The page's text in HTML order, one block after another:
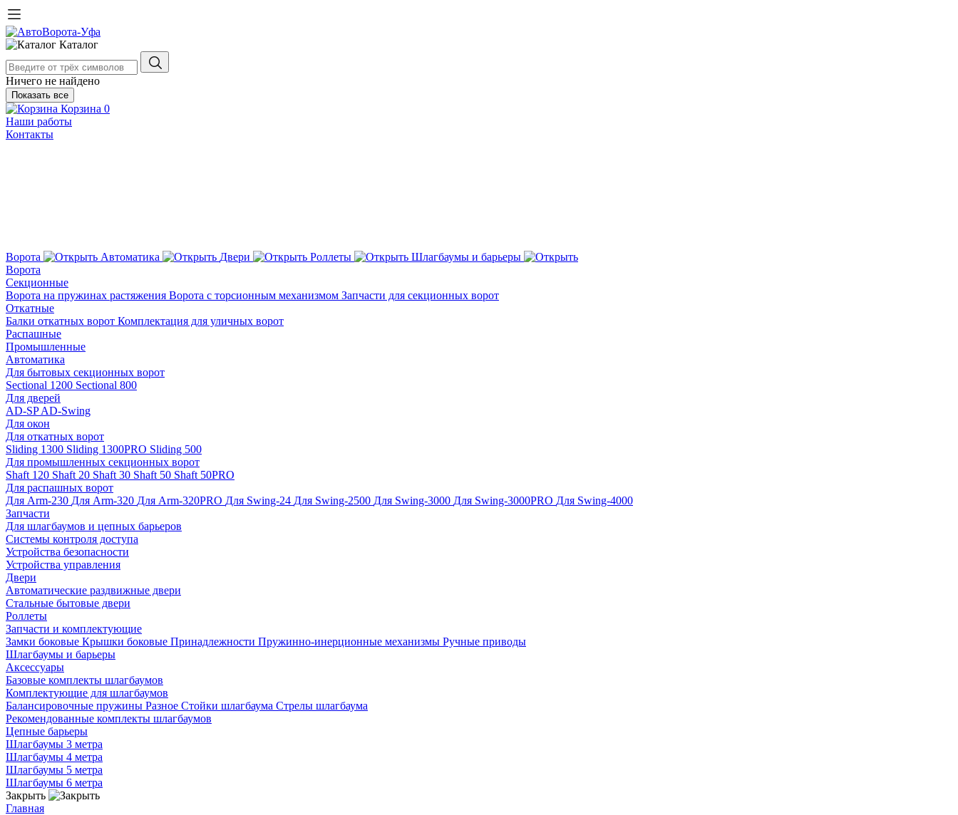
Каталог
Ничего не найдено
Показать все
Корзина 0
Наши работы
Контакты
Ворота Автоматика Двери Роллеты
Шлагбаумы и барьеры
Ворота
Секционные
Ворота на пружинах растяжения Ворота с торсионным механизмом Запчасти для секционных ворот
Откатные
Балки откатных ворот Комплектация для уличных ворот
Распашные
Промышленные
Автоматика
Для бытовых секционных ворот
Sectional 1200 Sectional 800
Для дверей
AD-SPAD-Swing
Для окон
Для откатных ворот
Sliding 1300 Sliding 1300PRO Sliding 500
Для промышленных секционных ворот
Shaft 120 Shaft 20 Shaft 30 Shaft 50 Shaft 50PRO
Для распашных ворот
Для Arm-230 Для Arm-320 Для Arm-320PRO Для Swing-24 Для Swing-2500 Для Swing-3000 Для Swing-3000PRO Для Swing-4000
Запчасти
Для шлагбаумов и цепных барьеров
Системы контроля доступа
Устройства безопасности
Устройства управления
Двери
Автоматические раздвижные двери
Стальные бытовые двери
Роллеты
Запчасти и комплектующие
Замки боковые Крышки боковые Принадлежности Пружинно-инерционные механизмы Ручные приводы
Шлагбаумы и барьеры
Аксессуары
Базовые комплекты шлагбаумов
Комплектующие для шлагбаумов
Балансировочные пружины Разное Стойки шлагбаума Стрелы шлагбаума
Рекомендованные комплекты шлагбаумов
Цепные барьеры
Шлагбаумы 3 метра
Шлагбаумы 4 метра
Шлагбаумы 5 метра
Шлагбаумы 6 метра
Закрыть
Главная